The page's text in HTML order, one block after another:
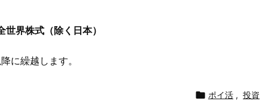
世界株式（除く日本）
に繰越します。
 ポイ活 , 投資